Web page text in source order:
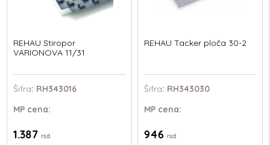
REHAU Stiropor
VARIONOVA 11/31
Šifra: RH343016
MP cena:
1.387rsd
REHAU Tacker ploča 30-2
Šifra: RH343030
MPcena:
946 rsd